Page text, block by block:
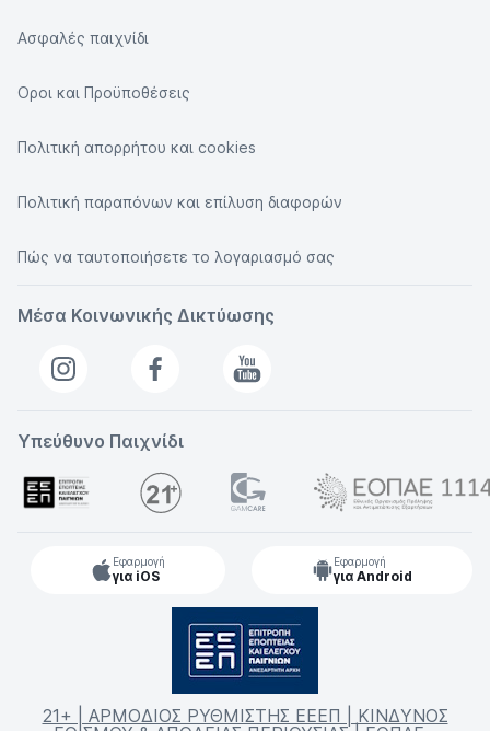
Ασφαλές παιχνίδι
Οροι και Προϋποθέσεις
Πολιτική απορρήτου και cookies
Πολιτική παραπόνων και επίλυση διαφορών
Πώς να ταυτοποιήσετε το λογαριασμό σας
Μέσα Κοινωνικής Δικτύωσης
Υπεύθυνο Παιχνίδι
Εφαρμογή
για iOS
Εφαρμογή
για Android
21+ | ΑΡΜΟΔΙΟΣ ΡΥΘΜΙΣΤΗΣ ΕΕΕΠ | ΚΙΝΔΥΝΟΣ